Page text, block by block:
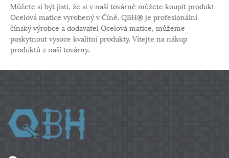
Můžete si být jisti, že si v naší továrně můžete koupit produkt
Ocelová matice vyrobený v Číně. QBH® je profesionální
čínský výrobce a dodavatel Ocelová matice, můžeme
poskytnout vysoce kvalitní produkty. Vítejte na nákup
produktů z naší továrny.